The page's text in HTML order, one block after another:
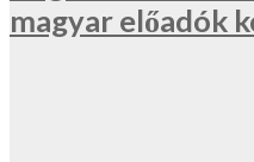
magyar előadók